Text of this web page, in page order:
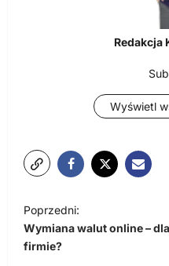
Redakcja
Wyświetl
N
a
w
Poprzedni:
Wymiana walut online –
firmie?